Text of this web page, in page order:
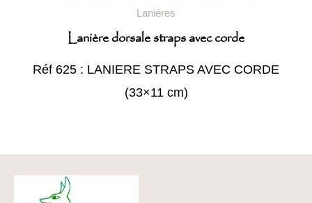
Lanières
Lanière dorsale straps avec corde
Réf 625 : LANIERE STRAPS AVEC CORDE
(33×11 cm)